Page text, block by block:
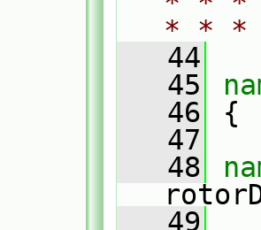
* *
   44
   45
   46
{
   47
   48
   49